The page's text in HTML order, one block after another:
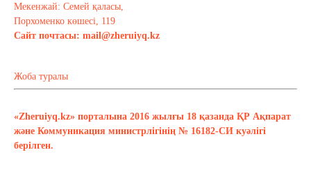
Мекенжай: Семей қаласы,
Порхоменко көшесі, 119
Сайт почтасы: mail@zheruiyq.kz
Жоба туралы
«Zheruiyq.kz» порталына 2016 жылғы 18 қазанда ҚР Ақпарат
және Коммуникация министрлігінің № 16182-СИ куәлігі
берілген.